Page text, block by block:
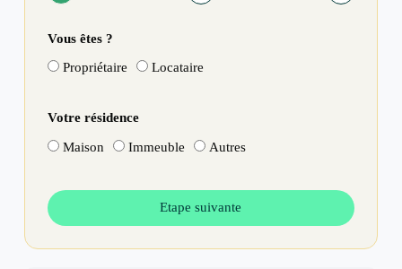
Vous êtes ?
Propriétaire Locataire
Votre résidence
Maison Immeuble Autres
Etape suivante